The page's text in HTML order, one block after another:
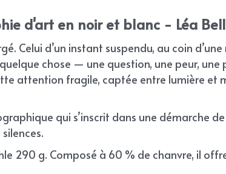
d'art en noir et blanc - Léa
Celui d’un instant suspendu, au coin
chose — une question, une peur, une
attention fragile, captée entre lumière
qui s’inscrit dans une démarche
290 g. Composé à 60 % de chanvre, il